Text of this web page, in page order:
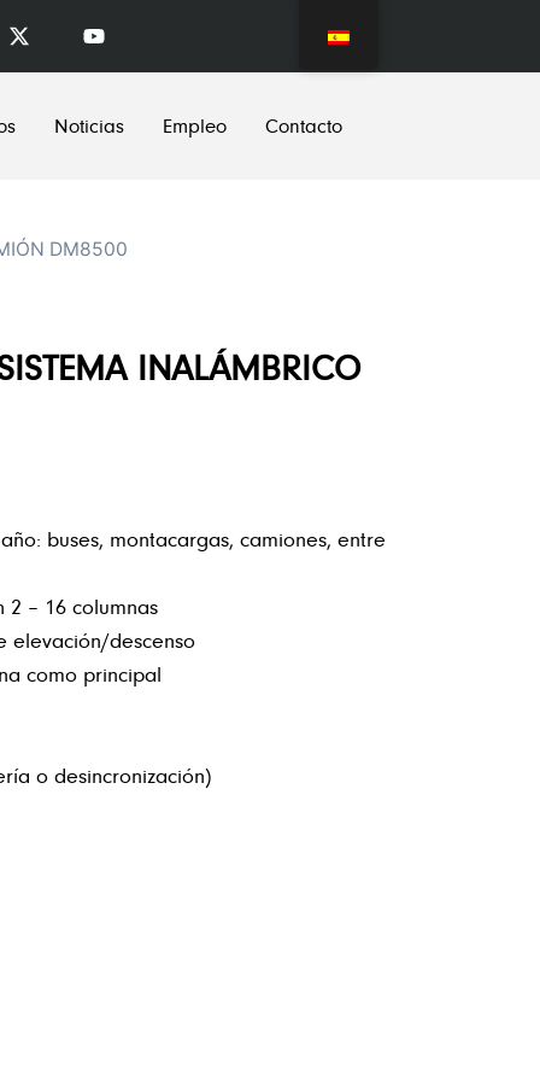
Noticias Empleo Contacto
DM8500
INALÁMBRICO
buses, montacargas, camiones, entre
– 16 columnas
elevación/descenso
como principal
o desincronización)